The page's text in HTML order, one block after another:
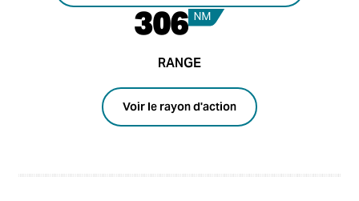
306
RANGE
Voir le rayon d'action